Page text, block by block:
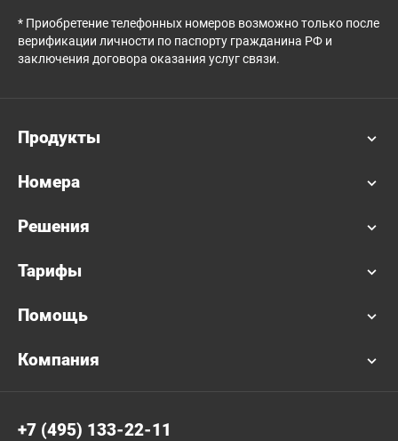
* Приобретение телефонных номеров возможно только после
верификации личности по паспорту гражданина РФ и
заключения договора оказания услуг связи.
Продукты
Номера
Решения
Тарифы
Помощь
Компания
+7 (495) 133-22-11